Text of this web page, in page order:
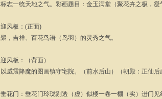
标志一统天地之气。彩画题目：金玉满堂（聚花卉之极，凝
迎风板：(正面)
聚，吉祥、百花鸟语（鸟羽）的灵秀之气。
迎风板：（背面）
以威震降魔的图画镇守宅院。（前水后山）（朝殿：正仙后
垂花门：垂花门玲珑剔透（虚）似楼一卷一棚（实）进门见